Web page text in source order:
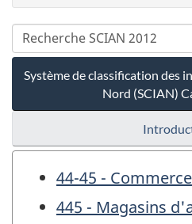
Système de classification des
Nord (SCIAN)
44-45 -
445 - Magasins